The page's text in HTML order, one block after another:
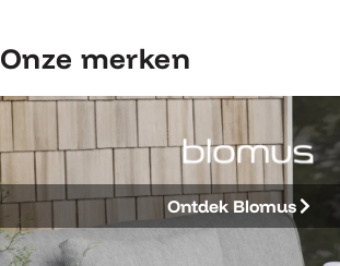
Onze merken
Ontdek Blomus